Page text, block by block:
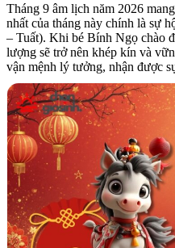
Tháng 9 âm lịch năm 2026
nhất của tháng này chính là sự
– Tuất). Khi bé Bính Ngọ chào
lượng sẽ trở nên khép kín và
vận mệnh lý tưởng, nhận được